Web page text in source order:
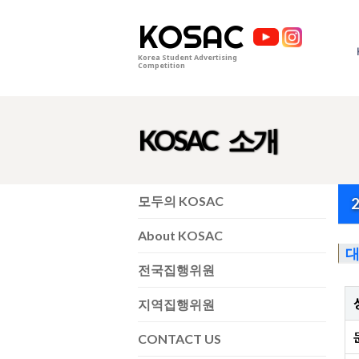
KOSAC
Korea Student Advertising
Competition
KOSAC 소개
모두의 KOSAC
About KOSAC
전국집행위원
지역집행위원
CONTACT US